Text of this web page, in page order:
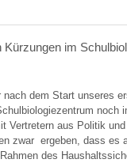
im
nach dem Start unseres
noch
Vertretern aus Politik
zwar ergeben, dass es
des